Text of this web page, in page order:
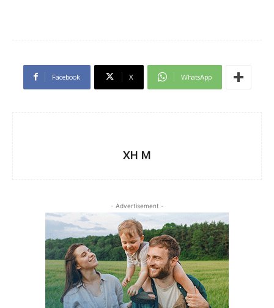
Facebook X WhatsApp
XH M
- Advertisement -